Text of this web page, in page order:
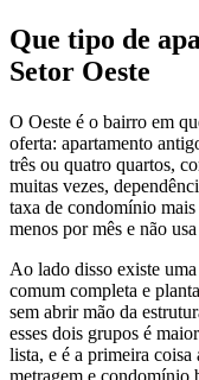
Que tipo de
Setor Oeste
O Oeste é o bairro em
oferta: apartamento
três ou quatro quartos,
muitas vezes,
taxa de condomínio
menos por mês e não
Ao lado disso existe
comum completa e
sem abrir mão da
esses dois grupos é
lista, e é a primeira
metragem e condomínio